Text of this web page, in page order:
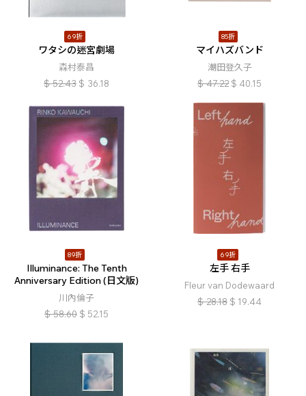
69折
ワタシの迷宮劇場
森村泰昌
$ 52.43 $ 36.18
85折
マイハズバンド
潮田登久子
$ 47.22 $ 40.15
89折
Illuminance: The Tenth
Anniversary Edition (日文版)
川內倫子
$ 58.60 $ 52.15
69折
左手 右手
Fleur van Dodewaard
$ 28.18 $ 19.44